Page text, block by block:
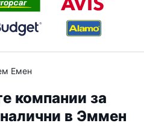
Емен
компании за
в Эммен